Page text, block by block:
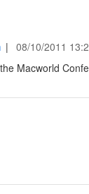
|
08/10/2011
Macworld